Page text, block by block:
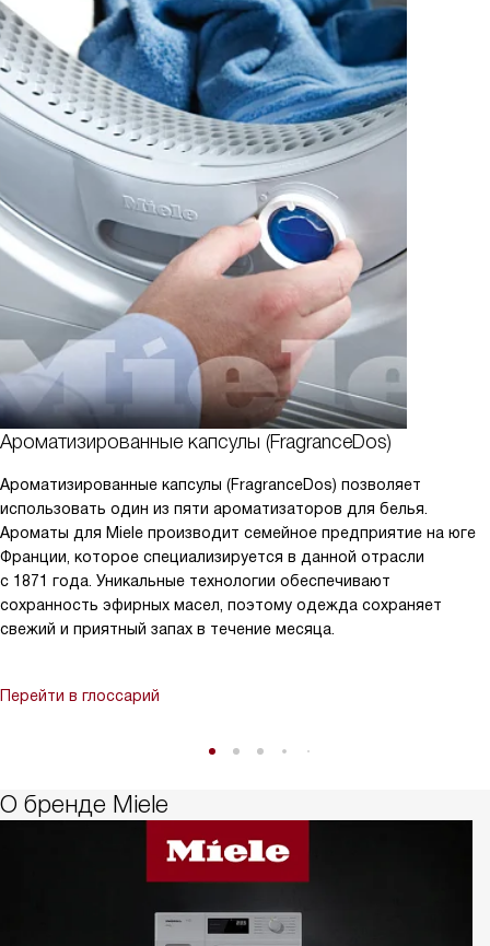
Ароматизированные капсулы (FragranceDos)
Ароматизированные капсулы (FragranceDos) позволяет
использовать один из пяти ароматизаторов для белья.
Ароматы для Miele производит семейное предприятие на юге
Франции, которое специализируется в данной отрасли
с 1871 года. Уникальные технологии обеспечивают
сохранность эфирных масел, поэтому одежда сохраняет
свежий и приятный запах в течение месяца.
Перейти в глоссарий
О бренде Miele